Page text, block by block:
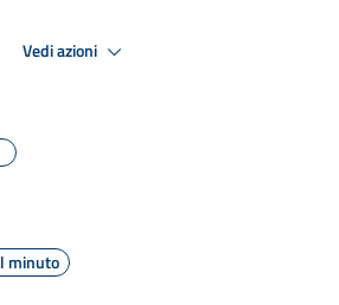
Vedi azioni
minuto